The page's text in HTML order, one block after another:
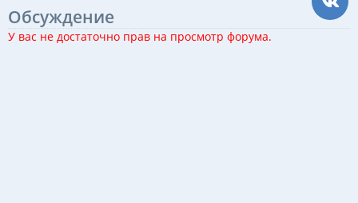
Обсуждение
У вас не достаточно прав на просмотр форума.